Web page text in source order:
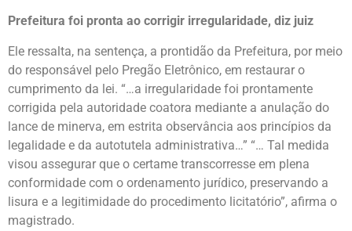
Prefeitura foi pronta ao corrigir irregularidade, diz juiz
Ele ressalta, na sentença, a prontidão da Prefeitura, por meio
do responsável pelo Pregão Eletrônico, em restaurar o
cumprimento da lei. “…a irregularidade foi prontamente
corrigida pela autoridade coatora mediante a anulação do
lance de minerva, em estrita observância aos princípios da
legalidade e da autotutela administrativa…” “… Tal medida
visou assegurar que o certame transcorresse em plena
conformidade com o ordenamento jurídico, preservando a
lisura e a legitimidade do procedimento licitatório”, afirma o
magistrado.